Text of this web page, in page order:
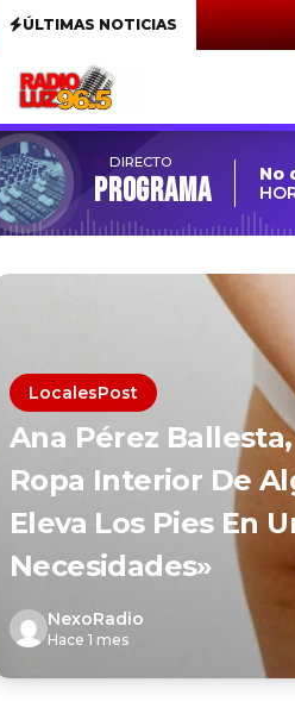
ÚLTIMAS NOTICIAS
DIRECTO
Programa
No
LocalesPost
Ana Pérez
Ropa Interior De
Eleva Los Pies En
Necesidades»
NexoRadio
Hace 1 mes